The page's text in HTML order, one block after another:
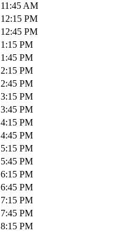
11:45 AM
12:15 PM
12:45 PM
1:15 PM
1:45 PM
2:15 PM
2:45 PM
3:15 PM
3:45 PM
4:15 PM
4:45 PM
5:15 PM
5:45 PM
6:15 PM
6:45 PM
7:15 PM
7:45 PM
8:15 PM